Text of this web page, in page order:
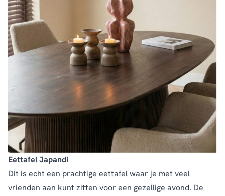
Eettafel Japandi
Dit is echt een prachtige eettafel waar je met veel
vrienden aan kunt zitten voor een gezellige avond. De